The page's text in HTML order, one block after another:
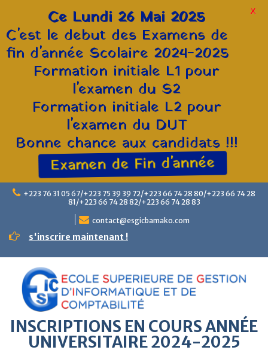
+223 76 31 05 67/+223 75 39 39 72/+223 66 74 28 80/+223 66 74 28
81/+223 66 74 28 82/+223 66 74 28 83
contact@esgicbamako.com
s'inscrire maintenant !
INSCRIPTIONS EN COURS ANNÉE
UNIVERSITAIRE 2024-2025
Ce Lundi 26 Mai 2025
C'est le debut des Examens de
fin d'année Scolaire 2024-2025
Formation initiale L1 pour
l'examen du S2
Formation initiale L2 pour
l'examen du DUT
Bonne chance aux candidats !!!
Examen de Fin d'année
X